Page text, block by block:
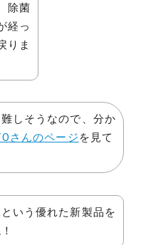
除菌
経っ
りま
しそうなので、分か
さんのページ を見て
いう優れた新製品を